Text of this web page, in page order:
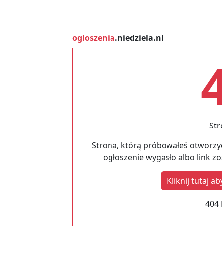
ogloszenia.niedziela.nl
Strona, którą próbowałeś
ogłoszenie wygasło albo link
Kliknij tutaj
404